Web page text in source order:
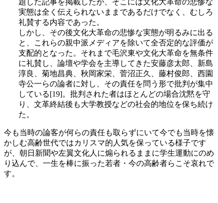
実態は全く伝えられないままであるだけでなく、むしろ
礼賛する内容であった。
しかし、その後文化大革命の悲惨な実態が明るみに出る
と、これらの親中派メディアを除いて全否定的な評価が
支配的となった。それまで毛沢東や文化大革命を無条件
に礼賛し、論壇や学会を主導してきた安藤彦太郎、新島
淳良、菊地昌典、秋岡家栄、菅沼正久、藤村俊郎、西園
寺公一らの論者に対し、その責任を問う形で批判が集中
している[19]。批判された者はほとんどの場合沈黙を守
り、文革終結後も大学教授などの社会的地位を保ち続け
た。
今も当時の論客が何らの責任も取らずにいて今でも当時を懐
かしむ高齢世代ではカリスマ的人気を保っている様子です
が、朝日新聞や左翼文化人に煽られるままに学生運動にのめ
り込んで、一生を棒に振った若者・今の高齢者らこそ哀れで
す。